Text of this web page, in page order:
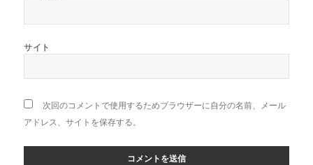
サイト
次回のコメントで使用するためブラウザーに自分の名前、メール
アドレス、サイトを保存する。